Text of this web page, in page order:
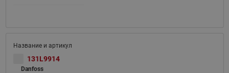
131L9914
Danfoss